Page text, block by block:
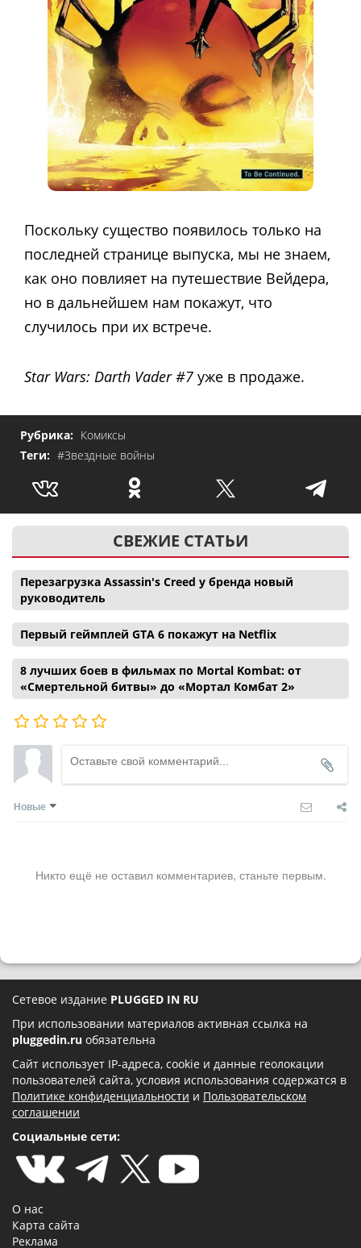
Поскольку существо появилось только на
последней странице выпуска, мы не знаем,
как оно повлияет на путешествие Вейдера,
но в дальнейшем нам покажут, что
случилось при их встрече.
Star Wars: Darth Vader #7 уже в продаже.
Рубрика: Комиксы
Теги: #Звездные войны
СВЕЖИЕ СТАТЬИ
Перезагрузка Assassin's Creed у бренда новый
руководитель
Первый геймплей GTA 6 покажут на Netflix
8 лучших боев в фильмах по Mortal Kombat: от
«Смертельной битвы» до «Мортал Комбат 2»
Новые
Никто ещё не оставил комментариев, станьте первым.
Сетевое издание PLUGGED IN RU
При использовании материалов активная ссылка на
pluggedin.ru обязательна
Сайт использует IP-адреса, cookie и данные геолокации
пользователей сайта, условия использования содержатся в
Политике конфиденциальности и Пользовательском
соглашении
Социальные сети:
О нас
Карта сайта
Реклама